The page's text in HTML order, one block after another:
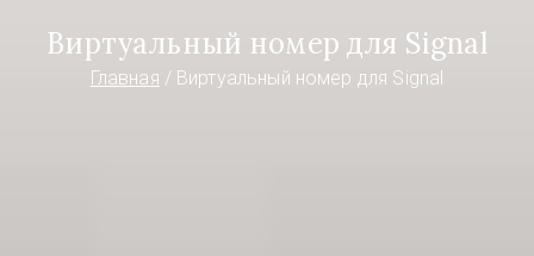
Виртуальный номер для Signal
Главная Виртуальный номер для Signal